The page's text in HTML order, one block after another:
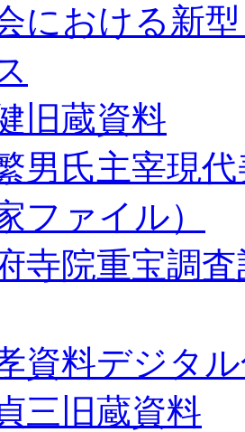
における新
旧蔵資料
男氏主宰現
ファイル）
寺院重宝調
資料デジタ
三旧蔵資料